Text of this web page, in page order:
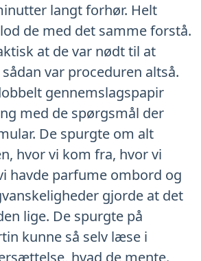
langt forhør. Helt
de med det samme forstå.
at de var nødt til at
var proceduren altså.
gennemslagspapir
med de spørgsmål der
De spurgte om alt
hvor vi kom fra, hvor vi
havde parfume ombord og
gjorde at det
lige. De spurgte på
kunne så selv læse i